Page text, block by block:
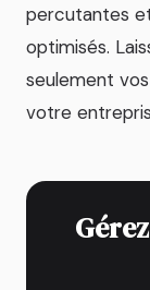
percutantes
optimisés.
seulement
votre